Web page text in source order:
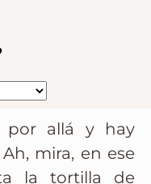
por allá y hay
mira, en ese
la tortilla de